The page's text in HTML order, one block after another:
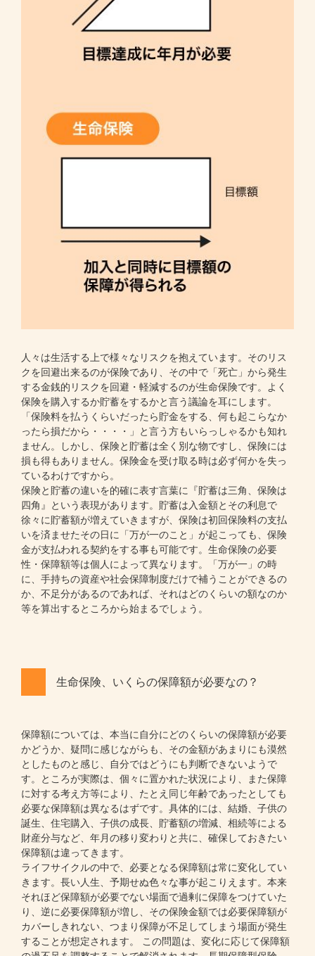
人々は生活する上で様々なリスクを抱えています。そのリス
クを回避出来るのが保険であり、その中で「死亡」から発生
する金銭的リスクを回避・軽減するのが生命保険です。よく
保険を購入するか貯蓄をするかと言う議論を耳にします。
「保険料を払うくらいだったら貯金をする、何も起こらなか
ったら損だから・・・・」と言う方もいらっしゃるかも知れ
ません。しかし、保険と貯蓄は全く別な物ですし、保険には
損も得もありません。保険金を受け取る時は必ず何かを失っ
ているわけですから。
保険と貯蓄の違いを的確に表す言葉に『貯蓄は三角、保険は
四角』という表現があります。貯蓄は入金額とその利息で
徐々に貯蓄額が増えていきますが、保険は初回保険料の支払
いを済ませたその日に「万が一のこと」が起こっても、保険
金が支払われる契約をする事も可能です。生命保険の必要
性・保障額等は個人によって異なります。「万が一」の時
に、手持ちの資産や社会保障制度だけで補うことができるの
か、不足分があるのであれば、それはどのくらいの額なのか
等を算出するところから始まるでしょう。
生命保険、いくらの保障額が必要なの？
保障額については、本当に自分にどのくらいの保障額が必要
かどうか、疑問に感じながらも、その金額があまりにも漠然
としたものと感じ、自分ではどうにも判断できないようで
す。ところが実際は、個々に置かれた状況により、また保障
に対する考え方等により、たとえ同じ年齢であったとしても
必要な保障額は異なるはずです。具体的には、結婚、子供の
誕生、住宅購入、子供の成長、貯蓄額の増減、相続等による
財産分与など、年月の移り変わりと共に、確保しておきたい
保障額は違ってきます。
ライフサイクルの中で、必要となる保障額は常に変化してい
きます。長い人生、予期せぬ色々な事が起こりえます。本来
それほど保障額が必要でない場面で過剰に保障をつけていた
り、逆に必要保障額が増し、その保険金額では必要保障額が
カバーしきれない、つまり保障が不足してしまう場面が発生
することが想定されます。 この問題は、変化に応じて保障額